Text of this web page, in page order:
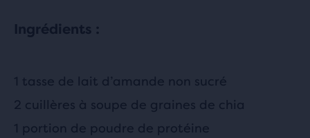
Ingrédients :
1 tasse de lait d’amande non sucré
2 cuillères à soupe de graines de chia
1 portion de poudre de protéine